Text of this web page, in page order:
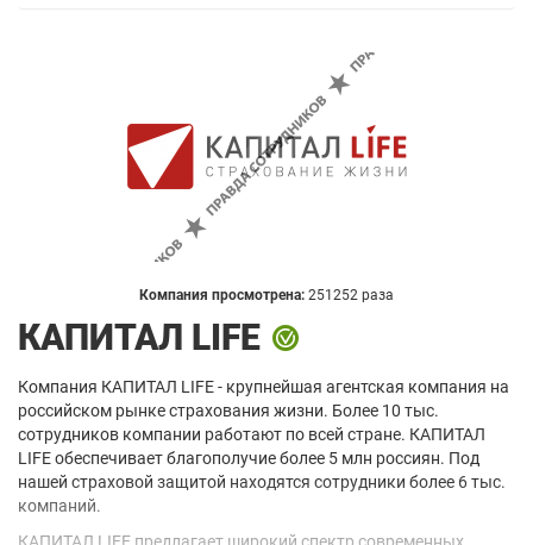
Компания просмотрена: 251252 раза
КАПИТАЛ LIFE
Компания КАПИТАЛ LIFE - крупнейшая агентская компания на
российском рынке страхования жизни. Более 10 тыс.
сотрудников компании работают по всей стране. КАПИТАЛ
LIFE обеспечивает благополучие более 5 млн россиян. Под
нашей страховой защитой находятся сотрудники более 6 тыс.
компаний.